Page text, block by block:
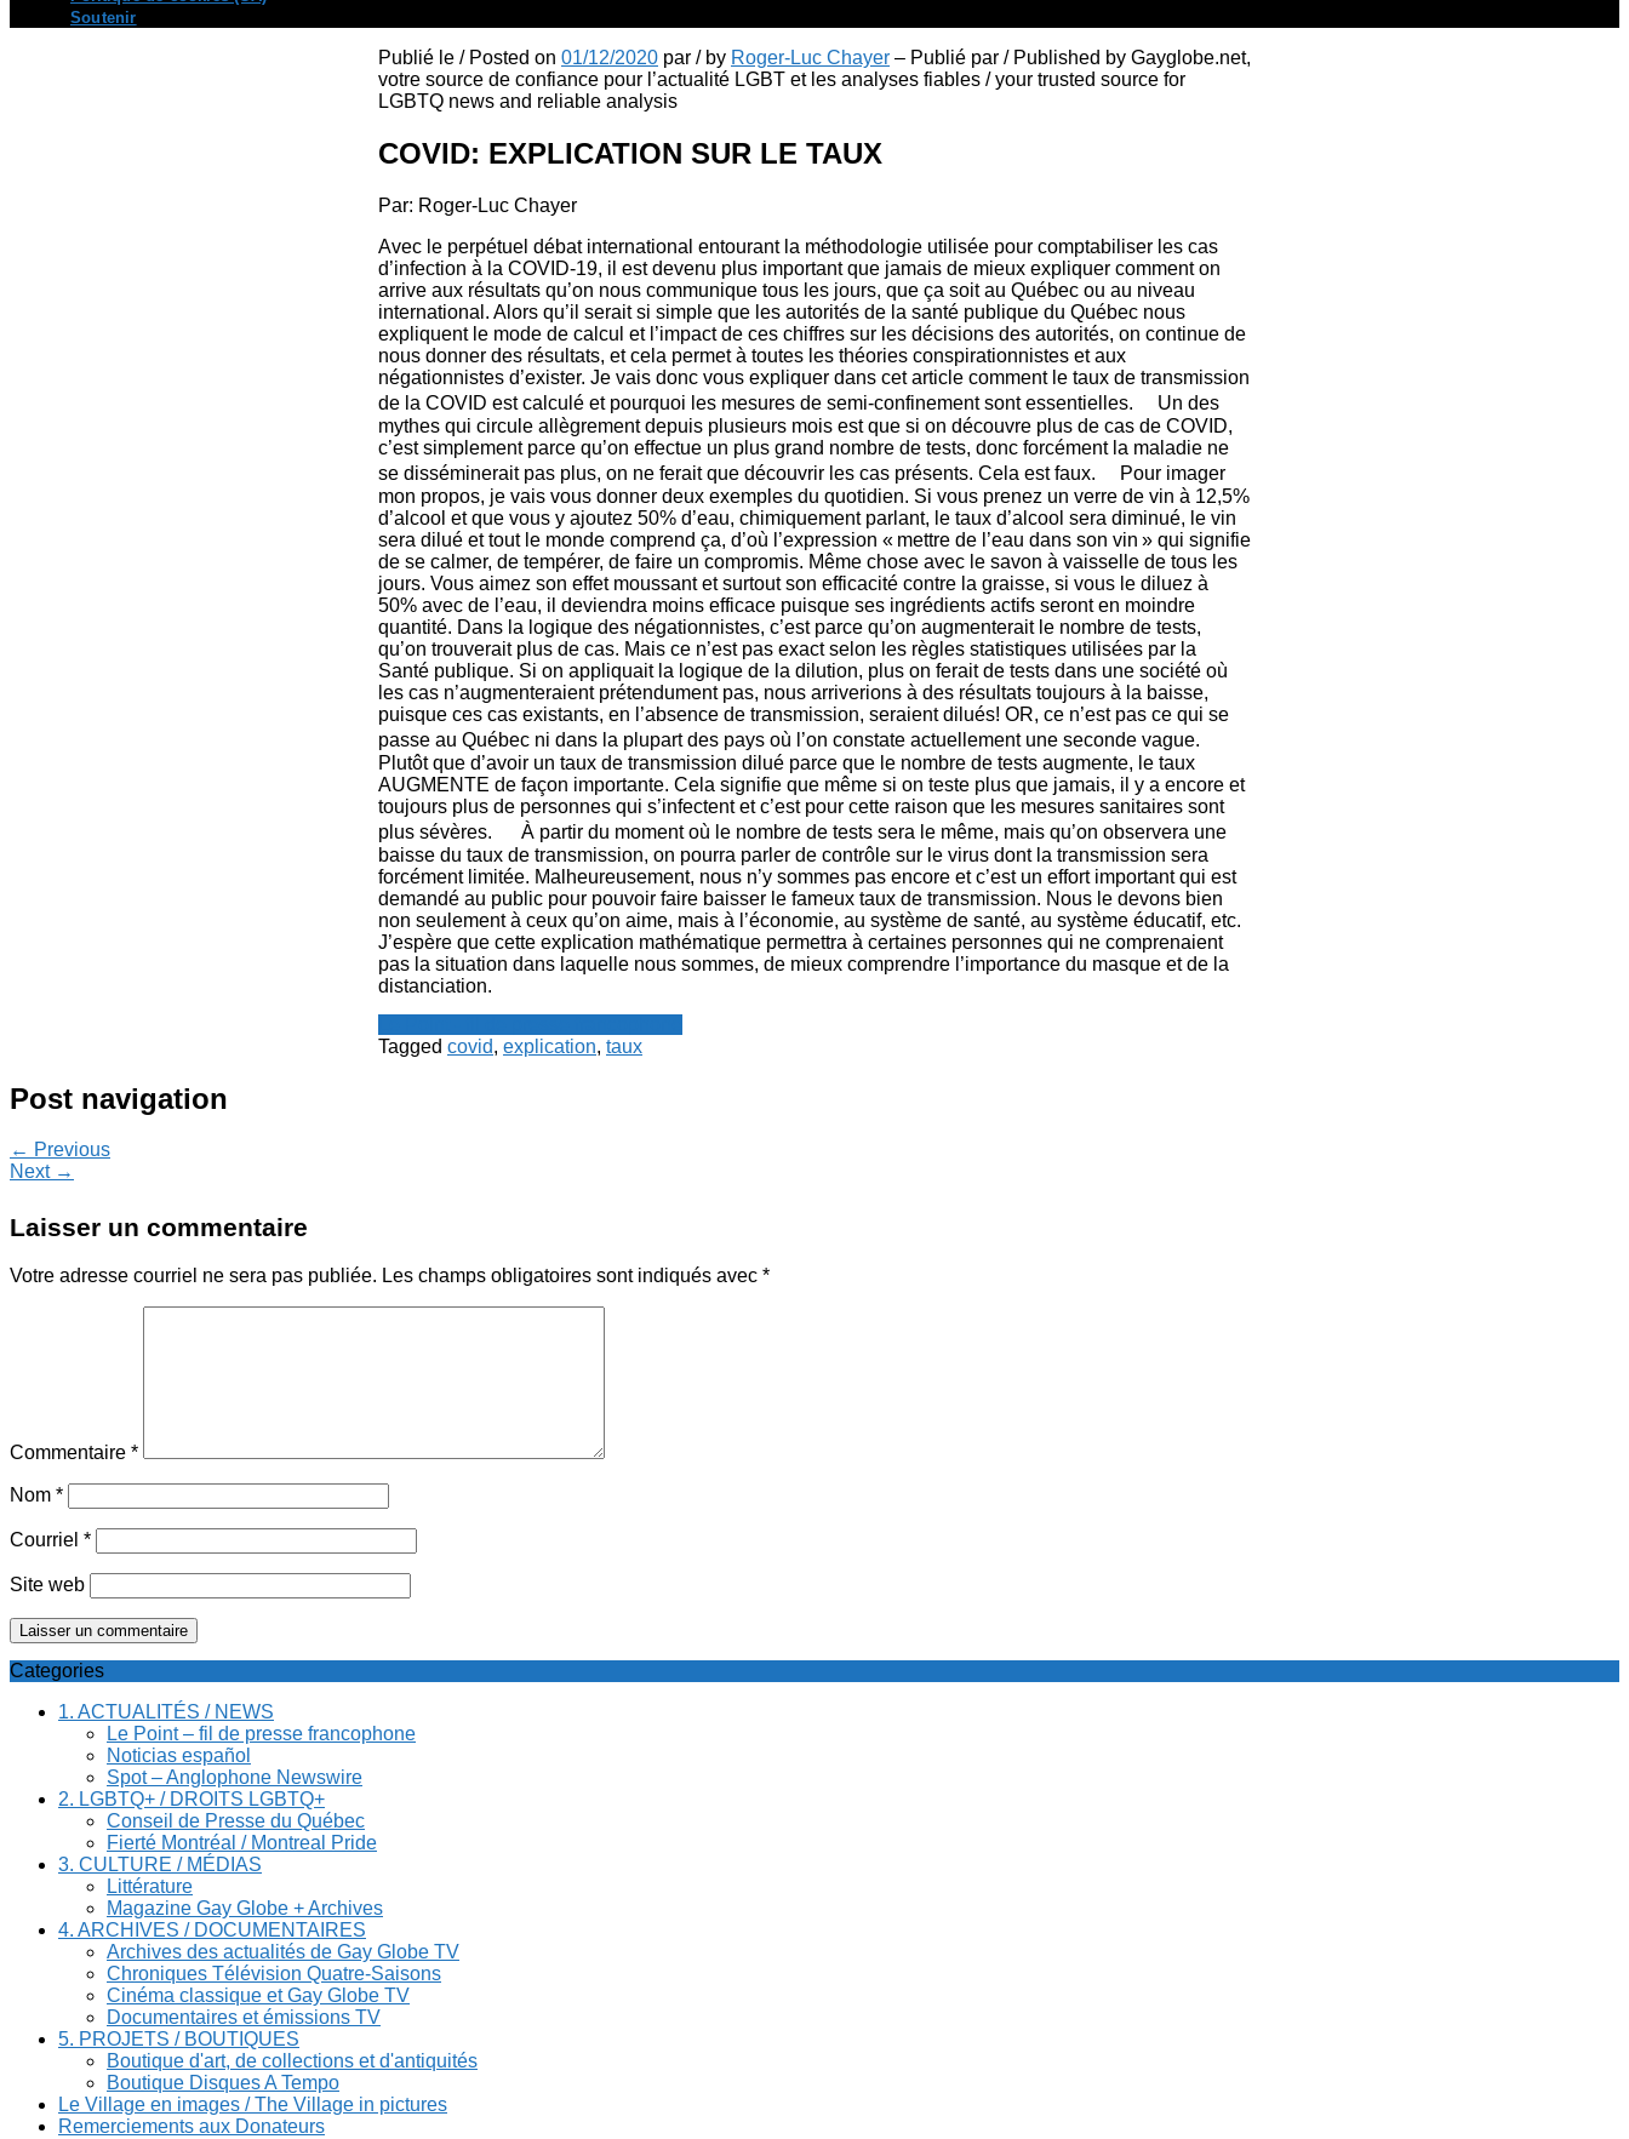
Soutenir
Publié le / Posted on 01/12/2020 par / by Roger-Luc Chayer – Publié par / Published by Gayglobe.net,
votre source de confiance pour l’actualité LGBT et les analyses fiables / your trusted source for
LGBTQ news and reliable analysis
COVID: EXPLICATION SUR LE TAUX
Par: Roger-Luc Chayer
Avec le perpétuel débat international entourant la méthodologie utilisée pour comptabiliser les cas
d’infection à la COVID-19, il est devenu plus important que jamais de mieux expliquer comment on
arrive aux résultats qu’on nous communique tous les jours, que ça soit au Québec ou au niveau
international. Alors qu’il serait si simple que les autorités de la santé publique du Québec nous
expliquent le mode de calcul et l’impact de ces chiffres sur les décisions des autorités, on continue de
nous donner des résultats, et cela permet à toutes les théories conspirationnistes et aux
négationnistes d’exister. Je vais donc vous expliquer dans cet article comment le taux de transmission
de la COVID est calculé et pourquoi les mesures de semi-confinement sont essentielles. Un des
mythes qui circule allègrement depuis plusieurs mois est que si on découvre plus de cas de COVID,
c’est simplement parce qu’on effectue un plus grand nombre de tests, donc forcément la maladie ne
se disséminerait pas plus, on ne ferait que découvrir les cas présents. Cela est faux. Pour imager
mon propos, je vais vous donner deux exemples du quotidien. Si vous prenez un verre de vin à 12,5%
d’alcool et que vous y ajoutez 50% d’eau, chimiquement parlant, le taux d’alcool sera diminué, le vin
sera dilué et tout le monde comprend ça, d’où l’expression « mettre de l’eau dans son vin » qui signifie
de se calmer, de tempérer, de faire un compromis. Même chose avec le savon à vaisselle de tous les
jours. Vous aimez son effet moussant et surtout son efficacité contre la graisse, si vous le diluez à
50% avec de l’eau, il deviendra moins efficace puisque ses ingrédients actifs seront en moindre
quantité. Dans la logique des négationnistes, c’est parce qu’on augmenterait le nombre de tests,
qu’on trouverait plus de cas. Mais ce n’est pas exact selon les règles statistiques utilisées par la
Santé publique. Si on appliquait la logique de la dilution, plus on ferait de tests dans une société où
les cas n’augmenteraient prétendument pas, nous arriverions à des résultats toujours à la baisse,
puisque ces cas existants, en l’absence de transmission, seraient dilués! OR, ce n’est pas ce qui se
passe au Québec ni dans la plupart des pays où l’on constate actuellement une seconde vague.
Plutôt que d’avoir un taux de transmission dilué parce que le nombre de tests augmente, le taux
AUGMENTE de façon importante. Cela signifie que même si on teste plus que jamais, il y a encore et
toujours plus de personnes qui s’infectent et c’est pour cette raison que les mesures sanitaires sont
plus sévères. À partir du moment où le nombre de tests sera le même, mais qu’on observera une
baisse du taux de transmission, on pourra parler de contrôle sur le virus dont la transmission sera
forcément limitée. Malheureusement, nous n’y sommes pas encore et c’est un effort important qui est
demandé au public pour pouvoir faire baisser le fameux taux de transmission. Nous le devons bien
non seulement à ceux qu’on aime, mais à l’économie, au système de santé, au système éducatif, etc.
J’espère que cette explication mathématique permettra à certaines personnes qui ne comprenaient
pas la situation dans laquelle nous sommes, de mieux comprendre l’importance du masque et de la
distanciation.
Tagged covid, explication, taux
Post navigation
← Previous
Next →
Laisser un commentaire
Votre adresse courriel ne sera pas publiée. Les champs obligatoires sont indiqués avec *
Commentaire *
Nom *
Courriel *
Site web
Categories
1. ACTUALITÉS / NEWS
Le Point – fil de presse francophone
Noticias español
Spot – Anglophone Newswire
2. LGBTQ+ / DROITS LGBTQ+
Conseil de Presse du Québec
Fierté Montréal / Montreal Pride
3. CULTURE / MÉDIAS
Littérature
Magazine Gay Globe + Archives
4. ARCHIVES / DOCUMENTAIRES
Archives des actualités de Gay Globe TV
Chroniques Télévision Quatre-Saisons
Cinéma classique et Gay Globe TV
Documentaires et émissions TV
5. PROJETS / BOUTIQUES
Boutique d'art, de collections et d'antiquités
Boutique Disques A Tempo
Le Village en images / The Village in pictures
Remerciements aux Donateurs